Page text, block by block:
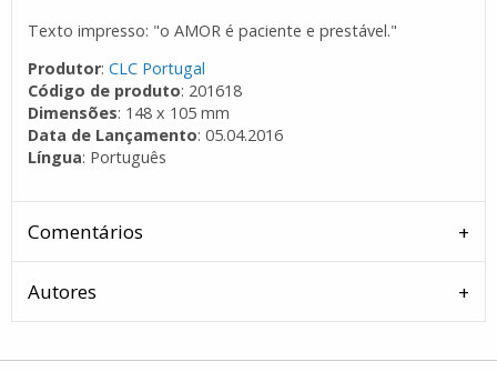
Texto impresso: "o AMOR é paciente e prestável."
Produtor:CLC Portugal
Código de produto: 201618
Dimensões: 148 x 105 mm
Data de Lançamento: 05.04.2016
Língua: Português
Comentários
Autores